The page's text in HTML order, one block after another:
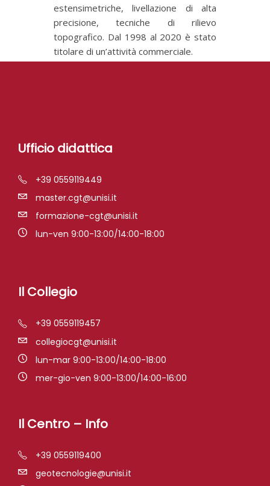
estensimetriche, livellazione di alta
precisione, tecniche di rilievo
topografico. Dal 1998 al 2020 è stato
titolare di un’attività commerciale.
Ufficio didattica
+39 0559119449
master.cgt@unisi.it
formazione-cgt@unisi.it
lun-ven 9:00-13:00/14:00-18:00
Il Collegio
+39 0559119457
collegiocgt@unisi.it
lun-mar 9:00-13:00/14:00-18:00
mer-gio-ven 9:00-13:00/14:00-16:00
Il Centro – Info
+39 0559119400
geotecnologie@unisi.it